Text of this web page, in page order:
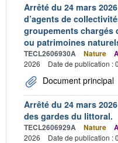
Arrêté du 24 mars
d’agents de
groupements chargés
ou patrimoines
TECL2606930A Nature
2026
Date de publication :
Document principal
Arrêté du 24 mars
des gardes du littoral.
TECL2606929A Nature
2026
Date de publication :